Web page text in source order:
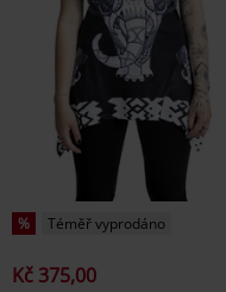
% Téměř vyprodáno
Kč 375,00